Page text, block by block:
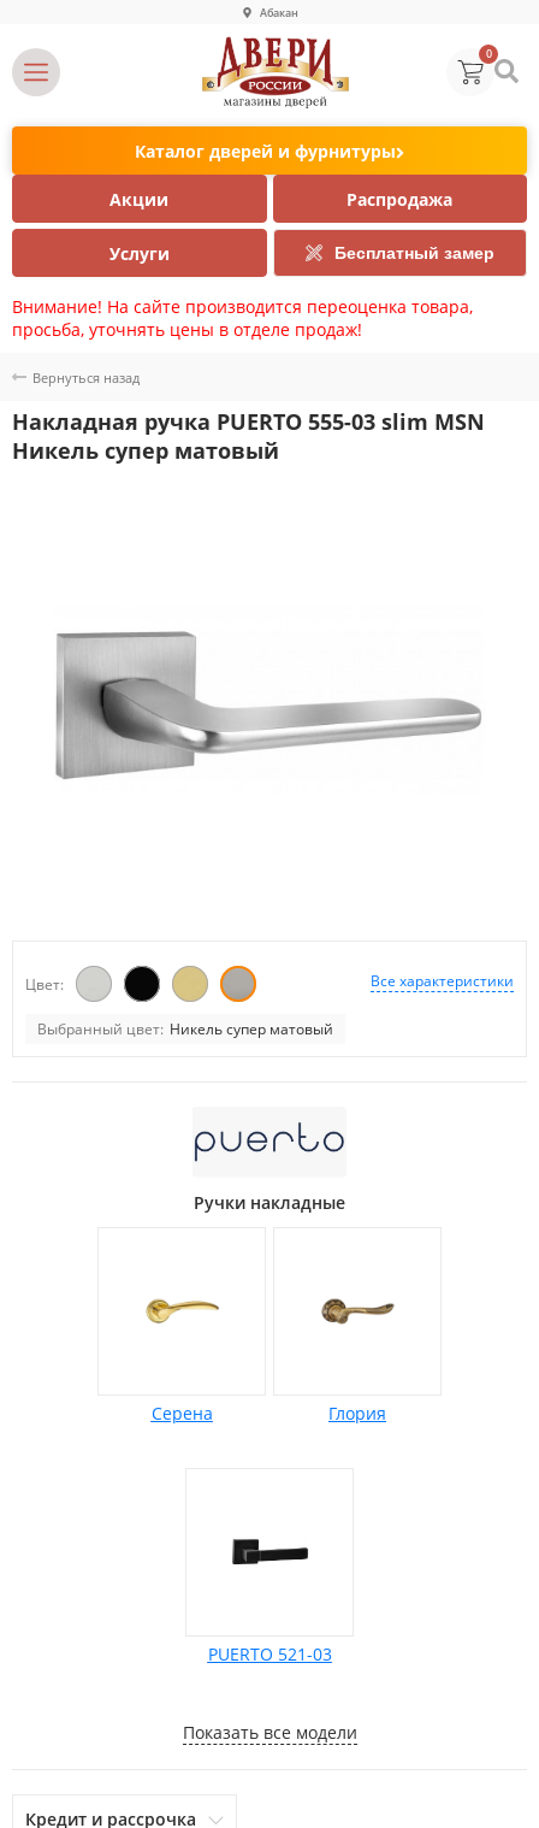
Абакан
0
Каталог дверей и фурнитуры
Акции Распродажа
Услуги Бесплатный замер
Внимание! На сайте производится переоценка товара,
просьба, уточнять цены в отделе продаж!
Вернуться назад
Накладная ручка PUERTO 555-03 slim MSN
Никель супер матовый
Все характеристики
Цвет:
Выбранный цвет: Никель супер матовый
Ручки накладные
Серена Глория
PUERTO 521-03
Показать все модели
Кредит и рассрочка